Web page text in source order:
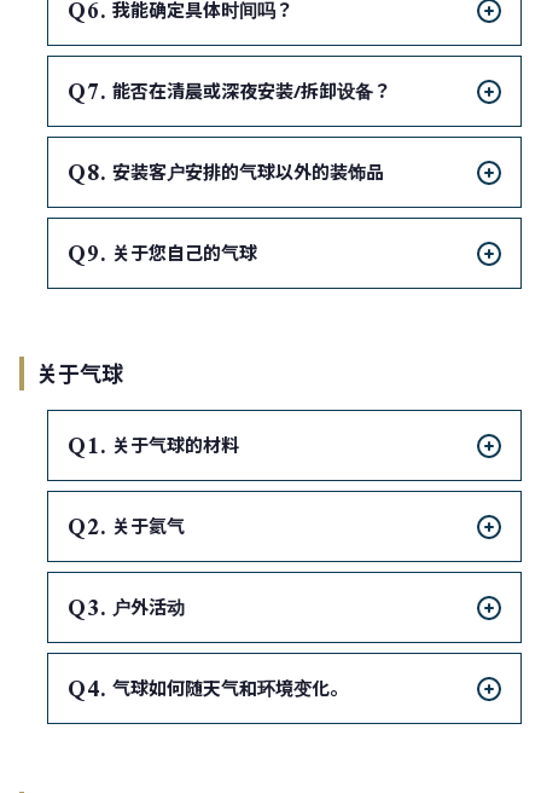
我能确定具体时间吗？
Q 能否在清晨或深夜安装/拆卸设备？
Q 安装客户安排的气球以外的装饰品
Q 关于您自己的气球
关于气球
Q 关于气球的材料
Q 关于氦气
Q 户外活动
Q 气球如何随天气和环境变化。